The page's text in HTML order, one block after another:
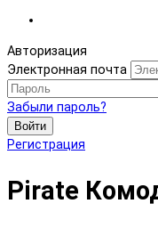
Авторизация
Электронная почта
Забыли пароль?
Войти
Регистрация
Pirate